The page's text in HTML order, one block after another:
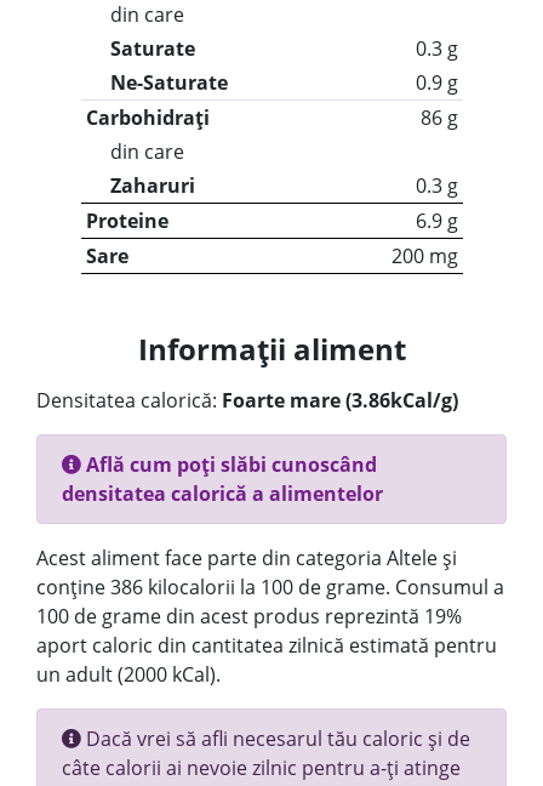
din care
Saturate
0.3 g
Ne-Saturate
0.9 g
Carbohidrați
86 g
din care
Zaharuri
0.3 g
Proteine
6.9 g
Sare
200 mg
Informații aliment
Densitatea calorică: Foarte mare (3.86kCal/g)
Află cum poți slăbi cunoscând
densitatea calorică a alimentelor
Acest aliment face parte din categoria Altele și
conține 386 kilocalorii la 100 de grame. Consumul a
100 de grame din acest produs reprezintă 19%
aport caloric din cantitatea zilnică estimată pentru
un adult (2000 kCal).
Dacă vrei să afli necesarul tău caloric și de
câte calorii ai nevoie zilnic pentru a-ți atinge